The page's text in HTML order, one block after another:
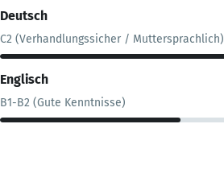
Deutsch
C2 (Verhandlungssicher / Muttersprachlich)
Englisch
B1-B2 (Gute Kenntnisse)